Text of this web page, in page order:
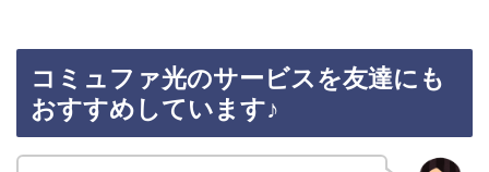
コミュファ光のサービスを友達にも
おすすめしています♪